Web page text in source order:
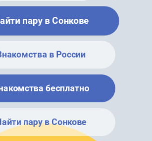
пару в Сонкове
в России
бесплатно
пару в Сонкове